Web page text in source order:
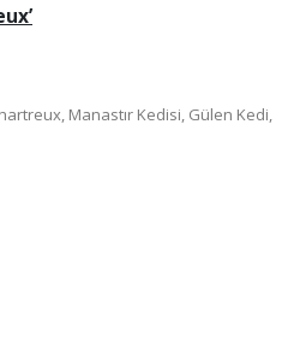
Manastır Kedisi, Gülen Kedi,